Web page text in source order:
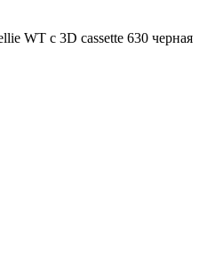
WT c 3D cassette 630 черная